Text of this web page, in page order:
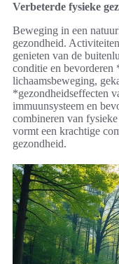
Verbeterde fysieke
Beweging in een
gezondheid.
genieten van de
conditie en
lichaamsbeweging,
*gezondheidseffecten
immuunsysteem en
combineren van
vormt een krachtige
gezondheid.